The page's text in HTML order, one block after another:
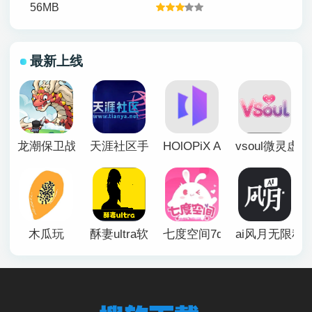
56MB
最新上线
龙潮保卫战 天涯社区手机版HOlOPiX AI手机版vsoul微灵虚
木瓜玩 酥妻ultra软件 七度空间7duapp正版
ai风月无限积